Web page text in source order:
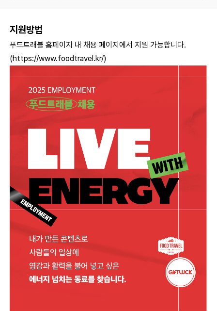
지원방법
푸드트래블 홈페이지 내 채용 페이지에서 지원 가능합니다.
(https://www.foodtravel.kr/)